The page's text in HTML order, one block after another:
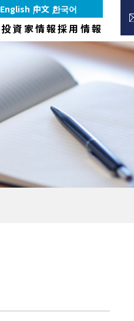
English 中文 한국어
投資家情報採用情報